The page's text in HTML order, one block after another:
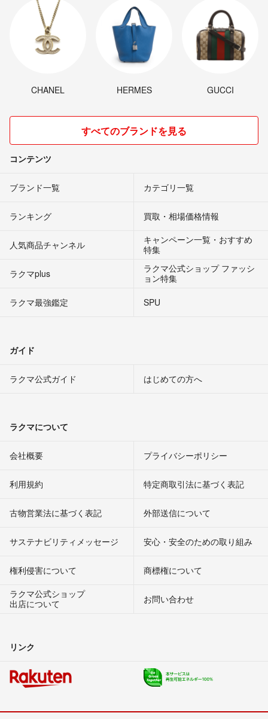
CHANEL HERMES GUCCI
すべてのブランドを見る
コンテンツ
ブランド一覧 カテゴリ一覧
ランキング 買取・相場価格情報
人気商品チャンネル
キャンペーン一覧・おすすめ
特集
ラクマplus
ラクマ公式ショップ ファッシ
ョン特集
ラクマ最強鑑定
SPU
ガイド
ラクマ公式ガイド はじめての方へ
ラクマについて
会社概要 プライバシーポリシー
利用規約 特定商取引法に基づく表記
古物営業法に基づく表記 外部送信について
サステナビリティメッセージ 安心・安全のための取り組み
権利侵害について
商標権について
ラクマ公式ショップ
出店について
お問い合わせ
リンク